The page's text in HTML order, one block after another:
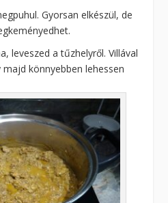
Gyorsan elkészül, de
leveszed a tűzhelyről. Villával
könnyebben lehessen